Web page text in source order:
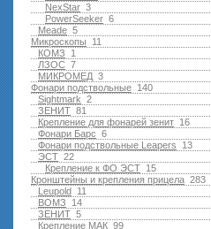
3
NexStar
6
PowerSeeker
5
Meade
11
Микроскопы
1
КОМЗ
7
ЛЗОС
3
МИКРОМЕД
140
Фонари подствольные
2
Sightmark
81
ЗЕНИТ
16
Крепление для фонарей зенит
6
Фонари Барс
13
Фонари подствольные Leapers
22
ЭСТ
15
Крепление к ФО ЭСТ
283
Кронштейны и крепления прицела
11
Leupold
14
ВОМЗ
5
ЗЕНИТ
99
Крепление МАК